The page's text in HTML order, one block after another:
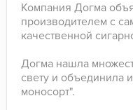
Компания Догма
производителем с
качественной
Догма нашла
свету и объединила
моносорт".